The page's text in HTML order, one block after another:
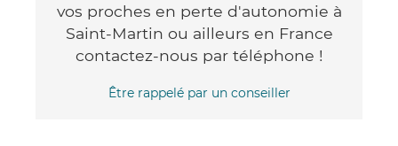
vos proches en perte d'autonomie à
Saint-Martin ou ailleurs en France
contactez-nous par téléphone !
Être rappelé par un conseiller